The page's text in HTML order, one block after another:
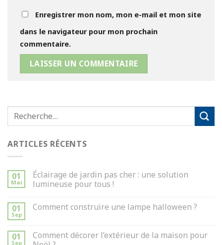
Enregistrer mon nom, mon e-mail et mon site
dans le navigateur pour mon prochain
commentaire.
ARTICLES RÉCENTS
01
Mai
Éclairage de jardin pas cher : une solution
lumineuse pour tous !
01
Sep
Comment construire une lampe halloween ?
01
Sep
Comment décorer l’extérieur de la maison pour